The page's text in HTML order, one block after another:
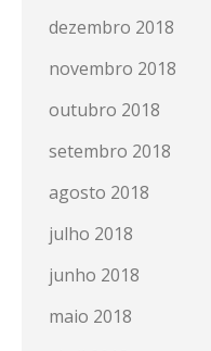
dezembro 2018
novembro 2018
outubro 2018
setembro 2018
agosto 2018
julho 2018
junho 2018
maio 2018